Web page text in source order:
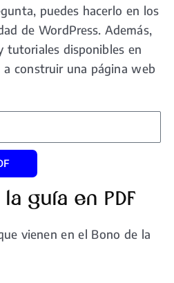
puedes hacerlo en los
de WordPress. Además,
tutoriales disponibles en
a construir una página web
guía en PDF
vienen en el Bono de la